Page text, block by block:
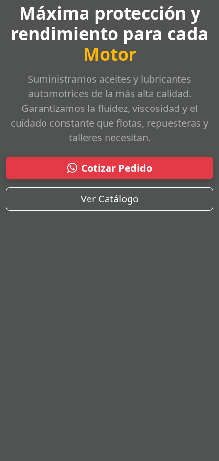
Máxima protección y
rendimiento para cada
Motor
Suministramos aceites y lubricantes
automotrices de la más alta calidad.
Garantizamos la fluidez, viscosidad y el
cuidado constante que flotas, repuesteras y
talleres necesitan.
Cotizar Pedido
Ver Catálogo